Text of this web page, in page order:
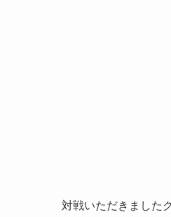
対戦いただきました